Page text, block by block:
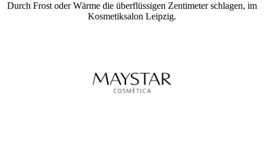
Durch Frost oder Wärme die überflüssigen Zentimeter schlagen, im
Kosmetiksalon Leipzig.